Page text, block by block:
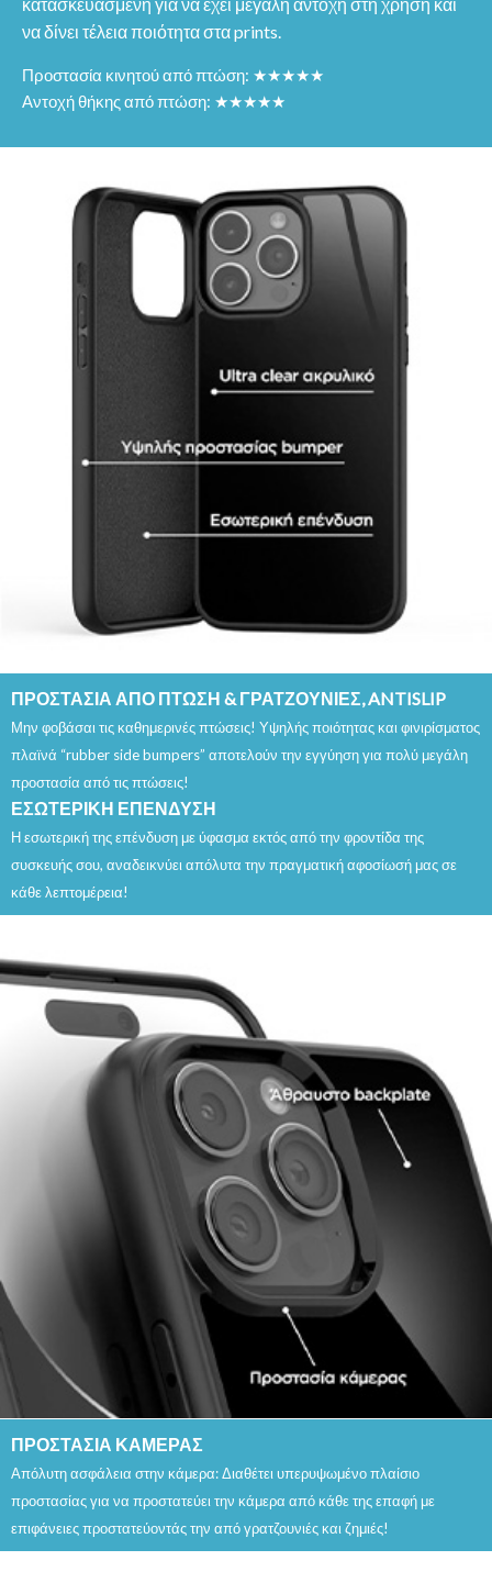
κατασκευασμένη για να έχει μεγάλη αντοχή στη χρήση και
να δίνει τέλεια ποιότητα στα prints.
Προστασία κινητού από πτώση: ★★★★★
Αντοχή θήκης από πτώση: ★★★★★
ΠΡΟΣΤΑΣΙΑ ΑΠΟ ΠΤΩΣΗ & ΓΡΑΤΖΟΥΝΙΕΣ, ANTISLIP
Μην φοβάσαι τις καθημερινές πτώσεις! Υψηλής ποιότητας και φινιρίσματος
πλαϊνά “rubber side bumpers” αποτελούν την εγγύηση για πολύ μεγάλη
προστασία από τις πτώσεις!
ΕΣΩΤΕΡΙΚΗ ΕΠΕΝΔΥΣΗ
Η εσωτερική της επένδυση με ύφασμα εκτός από την φροντίδα της
συσκευής σου, αναδεικνύει απόλυτα την πραγματική αφοσίωσή μας σε
κάθε λεπτομέρεια!
ΠΡΟΣΤΑΣΙΑ ΚΑΜΕΡΑΣ
Απόλυτη ασφάλεια στην κάμερα: Διαθέτει υπερυψωμένο πλαίσιο
προστασίας για να προστατεύει την κάμερα από κάθε της επαφή με
επιφάνειες προστατεύοντάς την από γρατζουνιές και ζημιές!